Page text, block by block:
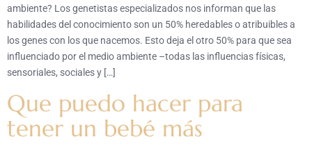
ambiente? Los genetistas especializados nos informan que las
habilidades del conocimiento son un 50% heredables o atribuibles a
los genes con los que nacemos. Esto deja el otro 50% para que sea
influenciado por el medio ambiente –todas las influencias físicas,
sensoriales, sociales y […]
Que puedo hacer para
tener un bebé más